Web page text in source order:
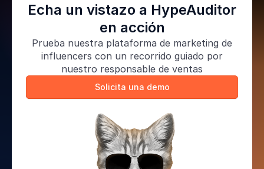
Echa un vistazo a HypeAuditor
en acción
Prueba nuestra plataforma de marketing de
influencers con un recorrido guiado por
nuestro responsable de ventas
Solicita una demo